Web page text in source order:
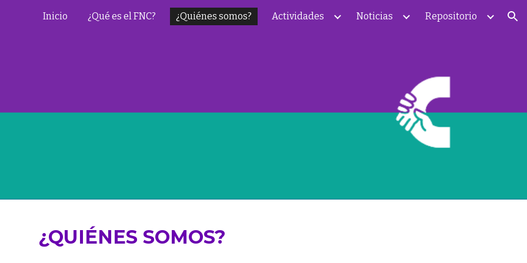
to main content Skip to navigation
Inicio ¿Qué es el FNC? ¿Quiénes somos? Actividades Noticias Repositorio
¿QUIÉNES SOMOS?